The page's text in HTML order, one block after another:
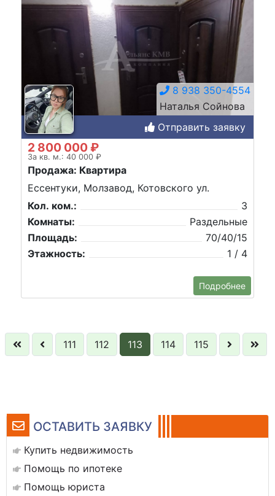
ОСТАВИТЬ ЗАЯВКУ
Купить недвижимость
Помощь по ипотеке
Помощь юриста
8 938 350-4554
Наталья Сойнова
Отправить заявку
2 800 000 ₽
За кв. м.: 40 000 ₽
Продажа: Квартира
Ессентуки, Молзавод, Котовского ул.
Кол. ком.:
3
Комнаты:
Раздельные
Площадь:
70/40/15
Этажность:
1 / 4
Подробнее
111 112 113 114 115